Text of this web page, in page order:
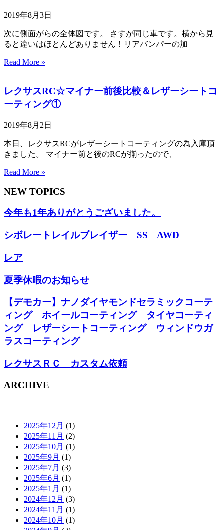
2019年8月3日
次に側面がらの全体図です。 さすが同じ車です。横から見
ると違いはほとんどありません！リアバンパーの加
Read More »
レクサスRC☆マイナー前後比較＆レザーシートコ
ーティング①
2019年8月2日
本日、レクサスRCがレザーシートコーティングの為入庫頂
きました。 マイナー前と後のRCが揃ったので、
Read More »
NEW TOPICS
今年も1年ありがとうございました。
シボレートレイルブレイザー SS AWD
レア
夏季休暇のお知らせ
【デモカー】ナノダイヤモンドセラミックコーテ
ィング ホイールコーティング タイヤコーティ
ング レザーシートコーティング ウィンドウガ
ラスコーティング
レクサスＲＣ カスタム依頼
ARCHIVE
2025年12月 (1)
2025年11月 (2)
2025年10月 (1)
2025年9月 (1)
2025年7月 (3)
2025年6月 (1)
2025年1月 (1)
2024年12月 (3)
2024年11月 (1)
2024年10月 (1)